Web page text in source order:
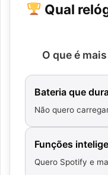
Qual
O que é
Bateria que
Não quero
Funções
Quero Spotify e